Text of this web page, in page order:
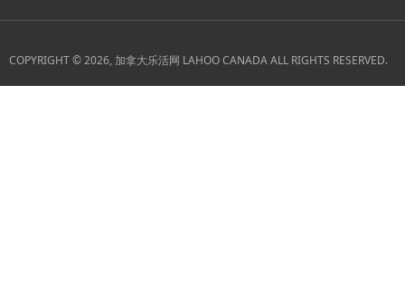
COPYRIGHT © 2026, 加拿大乐活网 LAHOO CANADA ALL RIGHTS RESERVED.